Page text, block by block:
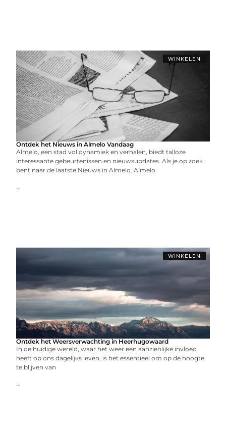
WINKELEN
Ontdek het Nieuws in Almelo Vandaag
Almelo, een stad vol dynamiek en verhalen, biedt talloze
interessante gebeurtenissen en nieuwsupdates. Als je op zoek
bent naar de laatste Nieuws in Almelo. Almelo
...
WINKELEN
Ontdek het Weersverwachting in Heerhugowaard
In de huidige wereld, waar het weer een aanzienlijke invloed
heeft op ons dagelijks leven, is het essentieel om op de hoogte
te blijven van
...